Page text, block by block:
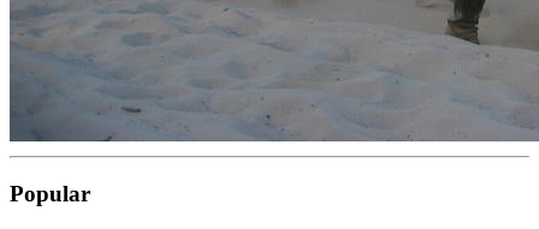
Popular